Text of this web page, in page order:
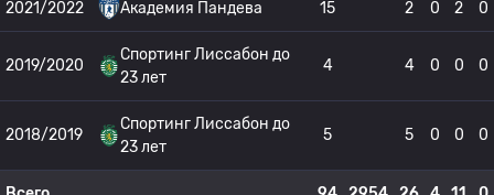
2021/2022 Академия Пандева 15 2 0 2 0
2019/2020
Спортинг Лиссабон до
23 лет
4 4 0 0 0
2018/2019
Спортинг Лиссабон до
23 лет
5 5 0 0 0